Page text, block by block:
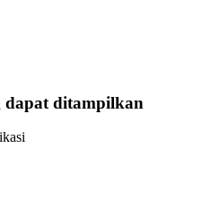
dapat ditampilkan